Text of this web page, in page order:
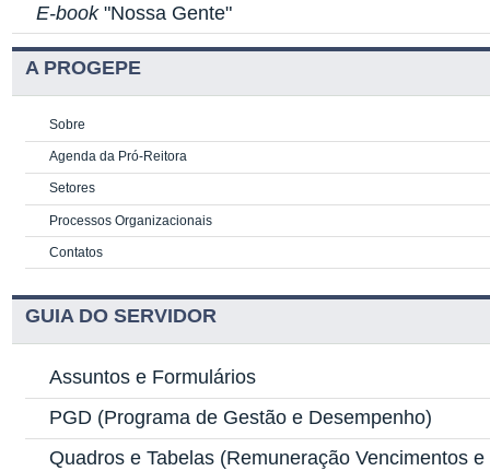
E-book"Nossa Gente"
A PROGEPE
Sobre
Agenda da Pró-Reitora
Setores
Processos Organizacionais
Contatos
GUIA DO SERVIDOR
Assuntos e Formulários
PGD (Programa de Gestão e Desempenho)
Quadros e Tabelas (Remuneração Vencimentos